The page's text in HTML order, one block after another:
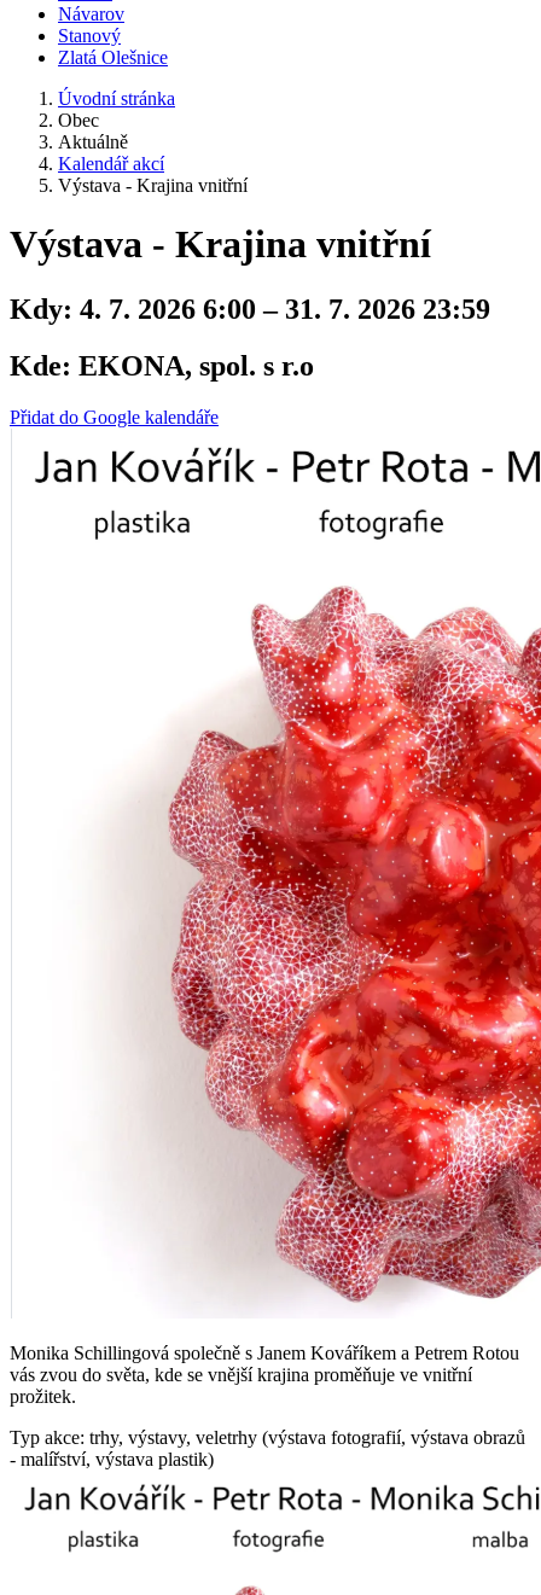
Návarov
Stanový
Zlatá Olešnice
Úvodní stránka
Obec
Aktuálně
Kalendář akcí
Výstava - Krajina vnitřní
Výstava - Krajina vnitřní
Kdy: 4. 7. 2026 6:00 – 31. 7. 2026 23:59
Kde: EKONA, spol. s r.o
Přidat do Google kalendáře
Monika Schillingová společně s Janem Kováříkem a Petrem Rotou
vás zvou do světa, kde se vnější krajina proměňuje ve vnitřní
prožitek.
Typ akce: trhy, výstavy, veletrhy (výstava fotografií, výstava obrazů
- malířství, výstava plastik)